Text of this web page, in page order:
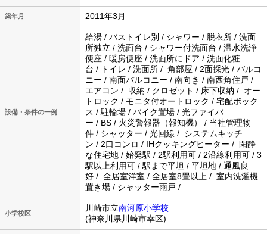
築年月 2011年3月
設備・条件の一例
給湯 / バストイレ別 / シャワー / 脱衣所 / 洗面
所独立 / 洗面台 / シャワー付洗面台 / 温水洗浄
便座 / 暖房便座 / 洗面所にドア / 洗面化粧
台 / トイレ / 洗面所 / 角部屋 / 2面採光 / バルコ
ニー / 南面バルコニー / 南向き / 南西角住戸 /
エアコン / 収納 / クロゼット / 床下収納 / オー
トロック / モニタ付オートロック / 宅配ボック
ス / 駐輪場 / バイク置場 / 光ファイバ
ー / BS / 火災警報器（報知機） / 当社管理物
件 / シャッター / 光回線 / システムキッチ
ン / 2口コンロ / IHクッキングヒーター / 閑静
な住宅地 / 始発駅 / 2駅利用可 / 2沿線利用可 / 3
駅以上利用可 / 駅まで平坦 / 平坦地 / 通風良
好 / 全居室洋室 / 全居室8畳以上 / 室内洗濯機
置き場 / シャッター雨戸 /
小学校区
川崎市立南河原小学校
(神奈川県川崎市幸区)